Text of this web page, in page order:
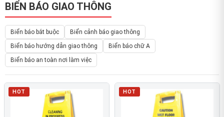
BIỂN BÁO GIAO THÔNG
Biển báo bắt buộc
Biển cảnh báo giao thông
Biển báo hướng dẫn giao thông
Biển báo chữ A
Biển báo an toàn nơi làm việc
HOT HOT